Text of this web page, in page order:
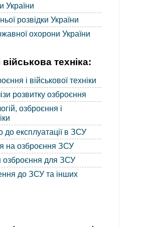
України
розвідки України
охорони України
техніка:
і військової техніки
розвитку озброєння
озброєння і
експлуатації в ЗСУ
на озброєння ЗСУ
озброєння для ЗСУ
до ЗСУ та інших